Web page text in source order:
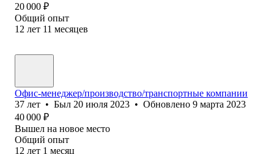
20 000 ₽
Общий опыт
12 лет 11 месяцев
Офис-менеджер/производство/транспортные компании
37 лет • Был 20 июля 2023 • Обновлено 9 марта 2023
40 000 ₽
Вышел на новое место
Общий опыт
12 лет 1 месяц